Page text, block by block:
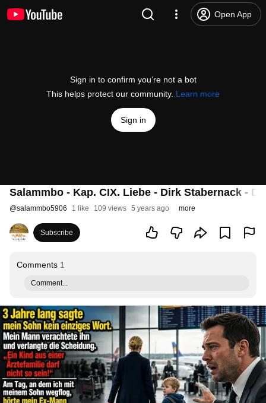
Open App
Sign in to confirm you’re not a bot
This helps protect our community. Learn more
Sign in
Salammbo - Kap. CIX. Liebe - Dirk Stabernack -
@salammbo5906 1 like 109 views 5 years ago more
Subscribe
Comments 1
Comment...